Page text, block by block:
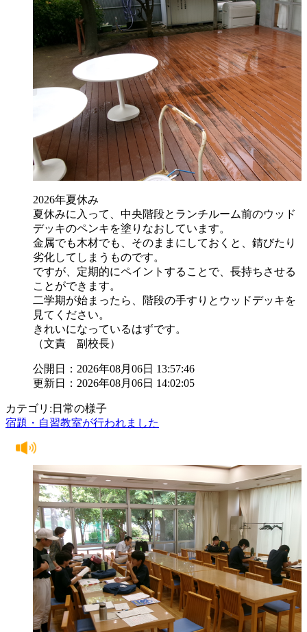
2026年夏休み
夏休みに入って、中央階段とランチルーム前のウッド
デッキのペンキを塗りなおしています。
金属でも木材でも、そのままにしておくと、錆びたり
劣化してしまうものです。
ですが、定期的にペイントすることで、長持ちさせる
ことができます。
二学期が始まったら、階段の手すりとウッドデッキを
見てください。
きれいになっているはずです。
（文責 副校長）
公開日：2026年08月06日 13:57:46
更新日：2026年08月06日 14:02:05
カテゴリ:日常の様子
宿題・自習教室が行われました